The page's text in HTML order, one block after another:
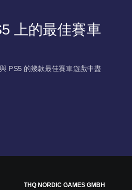
上的最佳賽車
PS5 的幾款最佳賽車遊戲中盡
THQ NORDIC GAMES GMBH